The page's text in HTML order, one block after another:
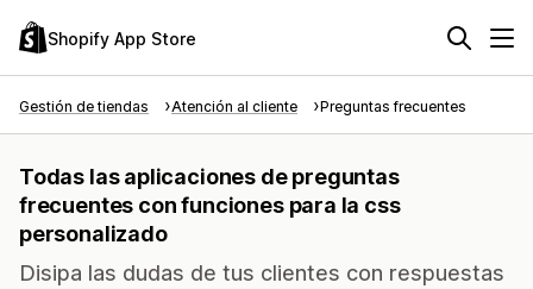
Shopify App Store
Gestión de tiendas Atención al cliente Preguntas frecuentes
Todas las aplicaciones de preguntas
frecuentes con funciones para la css
personalizado
Disipa las dudas de tus clientes con respuestas